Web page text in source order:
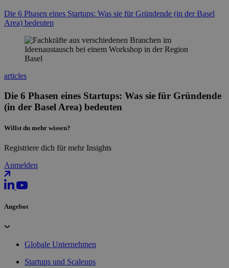
Die 6 Phasen eines Startups: Was sie für Gründende (in der Basel
Area) bedeuten
articles
Die 6 Phasen eines Startups: Was sie für Gründende
(in der Basel Area) bedeuten
Willst du mehr wissen?
Registriere dich für mehr Insights
Anmelden
Angebot
Globale Unternehmen
Startups und Scaleups